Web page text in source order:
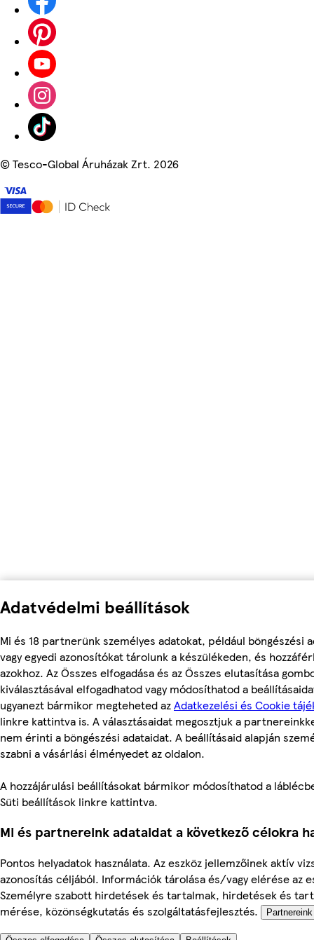
Adatvédelmi beállítások
Mi és 18 partnerünk személyes adatokat, például böngészési
vagy egyedi azonosítókat tárolunk a készülékeden, és
azokhoz. Az Összes elfogadása és az Összes elutasítása
kiválasztásával elfogadhatod vagy módosíthatod a
ugyanezt bármikor megteheted azAdatkezelési és Cookie
linkre kattintva is. A választásaidat megosztjuk a
nem érinti a böngészési adataidat. A beállításaid alapján
szabni a vásárlási élményedet az oldalon.
A hozzájárulási beállításokat bármikor módosíthatod a
Süti beállítások linkre kattintva.
Mi és partnereink adataidat a következő célokra
Pontos helyadatok használata. Az eszköz jellemzőinek aktív
azonosítás céljából. Információk tárolása és/vagy elérése az
Személyre szabott hirdetések és tartalmak, hirdetések és
mérése, közönségkutatás és szolgáltatásfejlesztés.
©Tesco-Global Áruházak Zrt. 2026